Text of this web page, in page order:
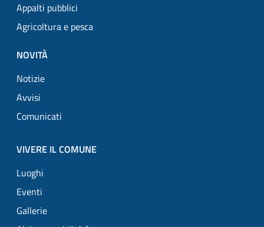
Appalti pubblici
Agricoltura e pesca
NOVITÀ
Notizie
Avvisi
Comunicati
VIVERE IL COMUNE
Luoghi
Eventi
Gallerie